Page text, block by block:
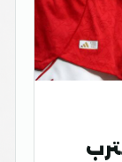
١-٠ يقترب